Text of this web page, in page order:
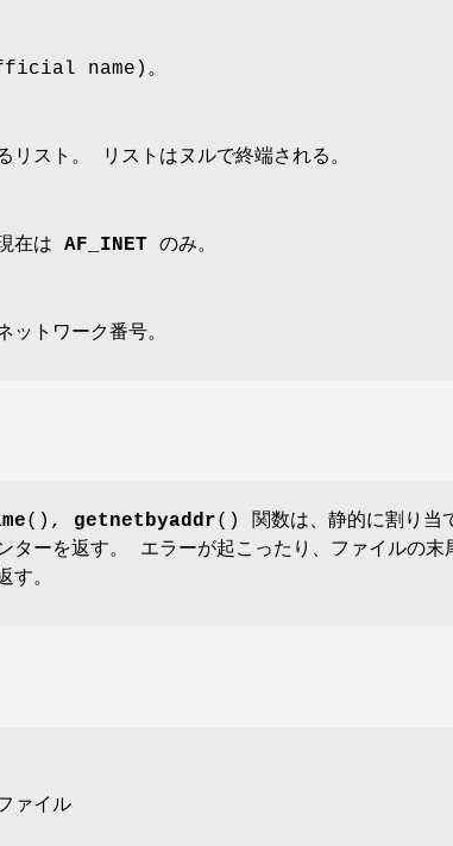
name)。
リスト。 リストはヌルで終端される。
在は AF_INET のみ。
ットワーク番号。
(), getnetbyaddr() 関数は、静的に割り当
ターを返す。 エラーが起こったり、ファイルの末
す。
ァイル